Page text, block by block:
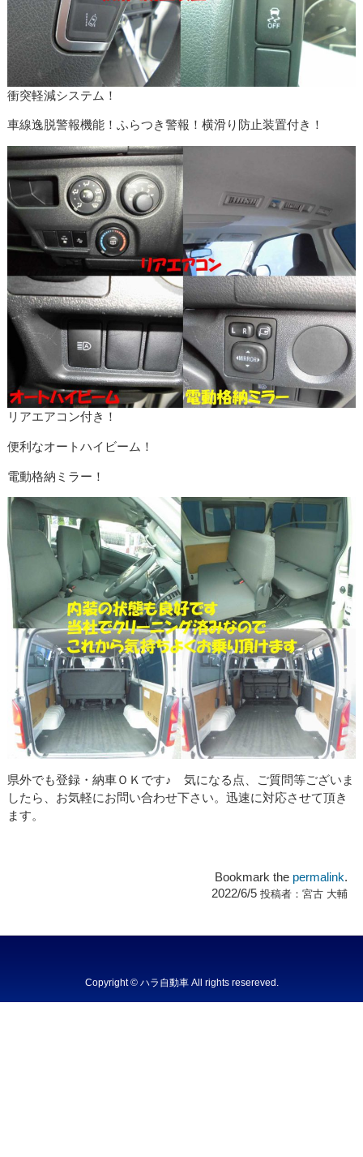
衝突軽減システム！
車線逸脱警報機能！ふらつき警報！横滑り防止装置付き！
リアエアコン付き！
便利なオートハイビーム！
電動格納ミラー！
県外でも登録・納車ＯＫです♪ 気になる点、ご質問等ございま
したら、お気軽にお問い合わせ下さい。迅速に対応させて頂き
ます。
Bookmark the permalink.
2022/6/5 投稿者：宮古 大輔
Copyright © ハラ自動車 All rights resereved.Powered by DJCOM Inc.